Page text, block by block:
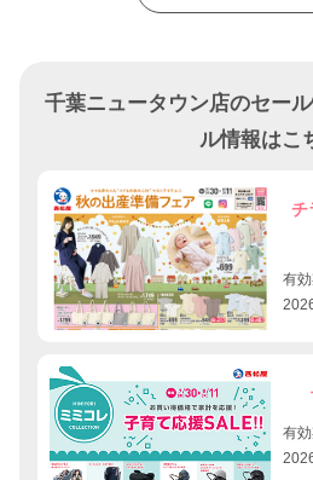
千葉ニュータウン店のセー
ル情報はこ
チ
有効
有効